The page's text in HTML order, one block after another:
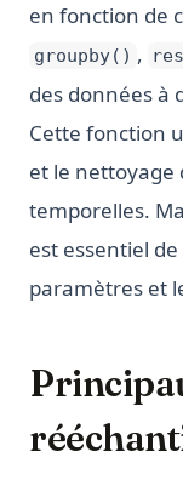
en fonction de
groupby() ,
des données à
Cette fonction
et le nettoyage
temporelles.
est essentiel
paramètres et